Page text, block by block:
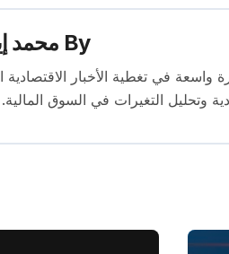
By محمد
وتحليل التغيرات في السوق